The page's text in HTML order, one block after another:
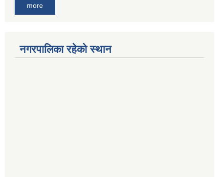
more
नगरपालिका रहेको स्थान